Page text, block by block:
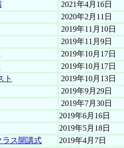
2021年4月16日
2020年2月11日
2019年11月10日
2019年11月9日
2019年10月17日
2019年10月17日
ト
2019年10月13日
2019年9月29日
2019年7月30日
2019年6月16日
2019年5月18日
ス開講式
2019年4月7日